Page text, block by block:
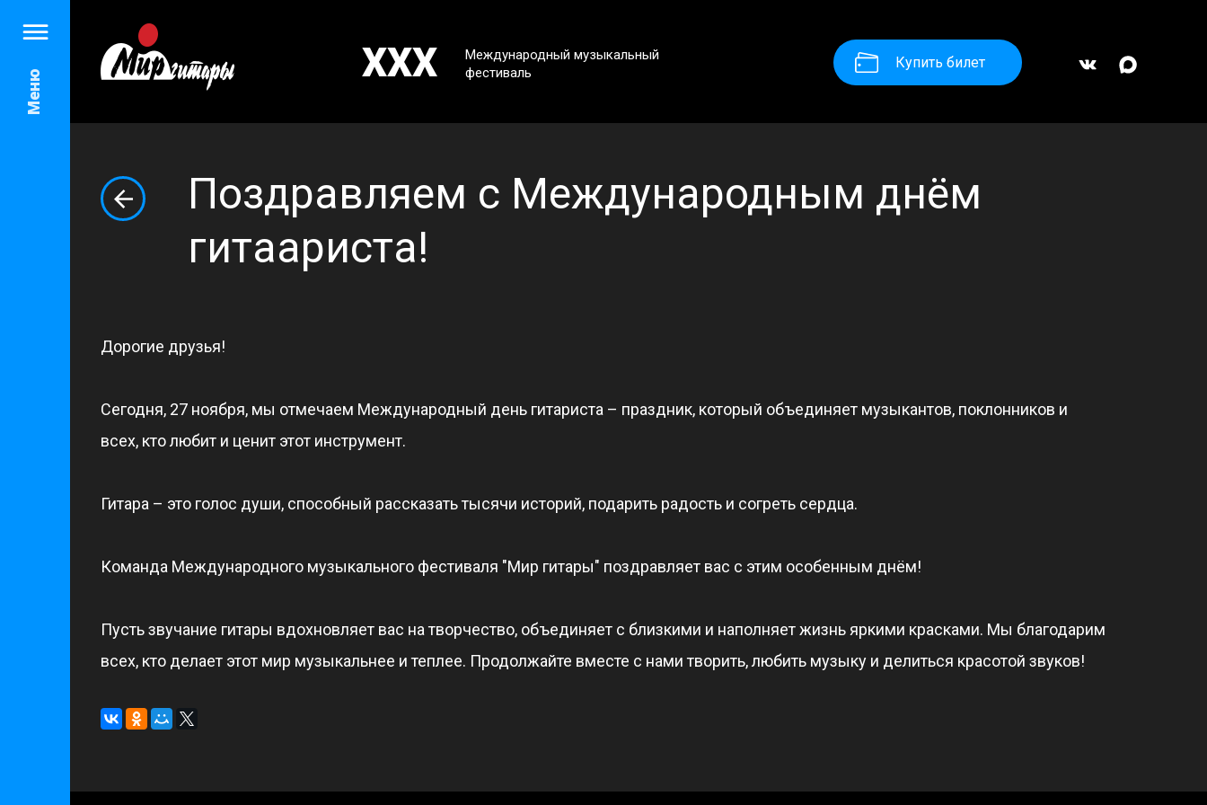
Меню
XXX
Международный музыкальный
фестиваль
Купить билет
Поздравляем с Международным днём
гитаариста!
Дорогие друзья!
Сегодня, 27 ноября, мы отмечаем Международный день гитариста – праздник, который объединяет музыкантов, поклонников и
всех, кто любит и ценит этот инструмент.
Гитара – это голос души, способный рассказать тысячи историй, подарить радость и согреть сердца.
Команда Международного музыкального фестиваля "Мир гитары" поздравляет вас с этим особенным днём!
Пусть звучание гитары вдохновляет вас на творчество, объединяет с близкими и наполняет жизнь яркими красками. Мы благодарим
всех, кто делает этот мир музыкальнее и теплее. Продолжайте вместе с нами творить, любить музыку и делиться красотой звуков!